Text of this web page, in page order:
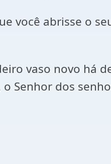
você abrisse o
vaso novo há
Senhor dos